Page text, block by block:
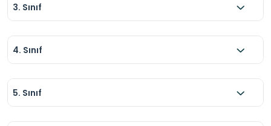
3. Sınıf
4. Sınıf
5. Sınıf